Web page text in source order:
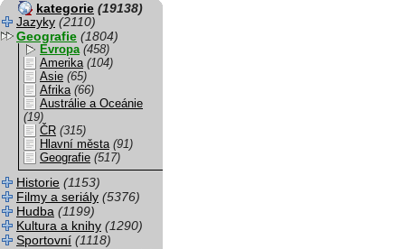
kategorie (19138)
Jazyky (2110)
Geografie (1804)
Evropa (458)
Amerika (104)
Asie (65)
Afrika (66)
Austrálie a Oceánie
(19)
ČR (315)
Hlavní města (91)
Geografie (517)
Historie (1153)
Filmy a seriály (5376)
Hudba (1199)
Kultura a knihy (1290)
Sportovní (1118)